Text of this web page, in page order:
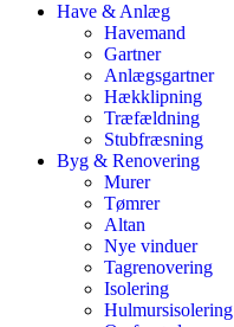
Have & Anlæg
Havemand
Gartner
Anlægsgartner
Hækklipning
Træfældning
Stubfræsning
Byg & Renovering
Murer
Tømrer
Altan
Nye vinduer
Tagrenovering
Isolering
Hulmursisolering